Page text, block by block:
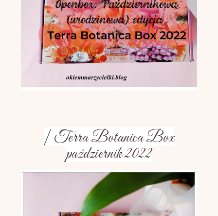
| Terra Botanica Box
październik 2022